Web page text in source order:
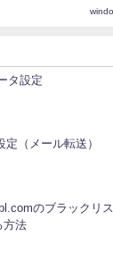
タ設定
定（メール転送）
のブラックリ
方法